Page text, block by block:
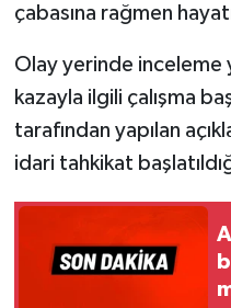
çabasına rağmen
Olay yerinde inceleme
kazayla ilgili çalışma
tarafından yapılan
idari tahkikat